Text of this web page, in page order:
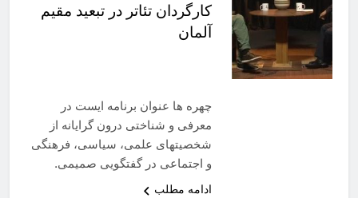
کارگردان تئاتر در تبعید مقیم
آلمان
چهره ها عنوان برنامه ايست در
معرفی و شناختی درون گرايانه از
شخصيتهای علمی، سياسی، فرهنگی
و اجتماعی در گفتگويی صميمی.
ادامه مطلب